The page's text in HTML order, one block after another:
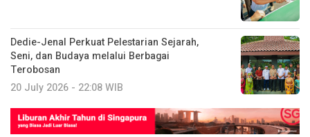
Dedie-Jenal Perkuat Pelestarian Sejarah,
Seni, dan Budaya melalui Berbagai
Terobosan
20 July 2026 - 22:08 WIB